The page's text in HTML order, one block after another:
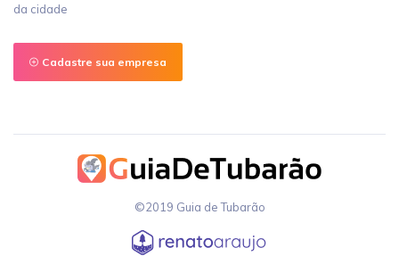
da cidade
Cadastre sua empresa
©2019 Guia de Tubarão